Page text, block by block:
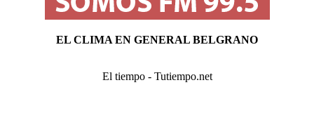
EL CLIMA EN GENERAL BELGRANO
El tiempo - Tutiempo.net